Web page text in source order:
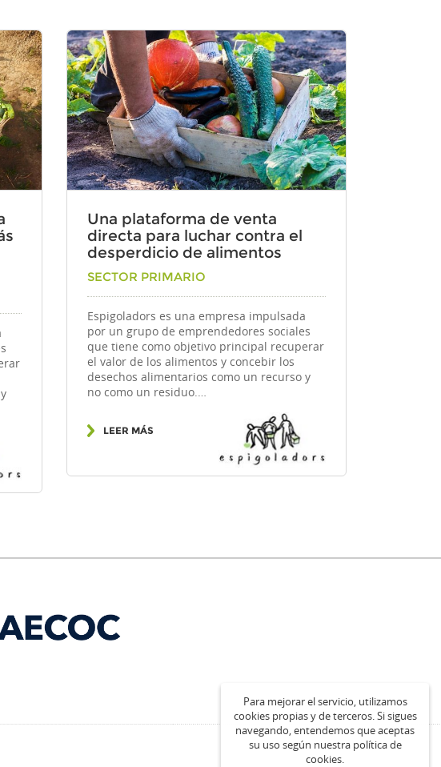
Una plataforma de venta
directa para luchar contra el
desperdicio de alimentos
Por
SECTOR PRIMARIO
Espigoladors es una empresa impulsada
por un grupo de emprendedores sociales
que tiene como objetivo principal recuperar
el valor de los alimentos y concebir los
desechos alimentarios como un recurso y
no como un residuo.…
LEER MÁS
Para mejorar el servicio, utilizamos
cookies propias y de terceros. Si sigues
navegando, entendemos que aceptas
su uso según nuestra política de
cookies.